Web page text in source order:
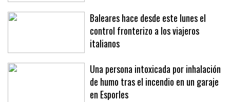
Baleares hace desde este lunes el
control fronterizo a los viajeros
italianos
Una persona intoxicada por inhalación
de humo tras el incendio en un garaje
en Esporles